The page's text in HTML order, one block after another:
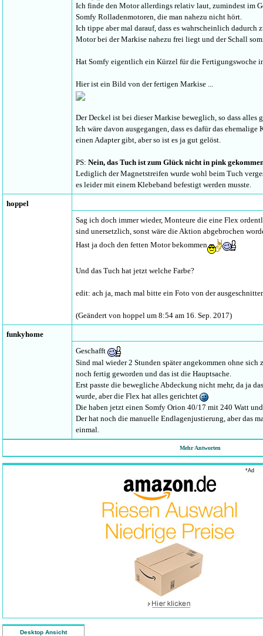
Ich finde den Motor allerdings relativ laut, zumindest im
Somfy Rolladenmotoren, die man nahezu nicht hört.
Ich tippe aber mal darauf, dass es wahrscheinlich dadurch
Motor bei der Markise nahezu frei liegt und der Schall
Hat Somfy eigentlich ein Kürzel für die Fertigungswoche
Hier ist ein Bild von der fertigen Markise ...
Der Deckel ist bei dieser Markise beweglich, so dass alles
Ich wäre davon ausgegangen, dass es dafür das
einen Adapter gibt, aber so ist es ja gut gelöst.
PS: Nein, das Tuch ist zum Glück nicht in pink
Lediglich der Magnetstreifen wurde wohl beim Tuch
es leider mit einem Klebeband befestigt werden musste.
hoppel
Sag ich doch immer wieder, Monteure die eine Flex
sind unersetzlich, sonst wäre die Aktion abgebrochen
Hast ja doch den fetten Motor bekommen
Und das Tuch hat jetzt welche Farbe?
edit: ach ja, mach mal bitte ein Foto von der
(Geändert von hoppel um 8:54 am 16. Sep. 2017)
funkyhome
Geschafft
Sind mal wieder 2 Stunden später angekommen ohne sich
noch fertig geworden und das ist die Hauptsache.
Erst passte die bewegliche Abdeckung nicht mehr, da ja
wurde, aber die Flex hat alles gerichtet
Die haben jetzt einen Somfy Orion 40/17 mit 240 Watt
Der hat noch die manuelle Endlagenjustierung, aber das
einmal.
Mehr Antworten
funkyhome
Ich befürchte, da haben zu viele an der Bestellung
Mal sehen, ob die Markise besser klappt ... man soll die
Mich wundert nur immer wieder, dass es trotz oder
Routine nie so klappt, wie es eigentlich sollte.
Aus eigener Erfahrung war hier eindeutig dein Eindruck
gekommen, der wußte nicht mehr, was Du bekommst, ich
Ungemach beim Kunden durch geistige Abwesenheit der
So ähnlich hatten die Monteure auch geschaut, als ich
*Ad
Desktop Ansicht